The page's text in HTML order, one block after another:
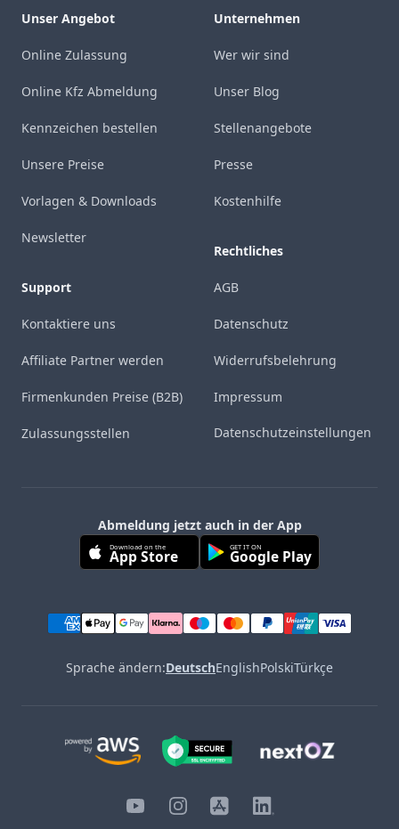
Unser Angebot
Online Zulassung
Online Kfz Abmeldung
Kennzeichen bestellen
Unsere Preise
Vorlagen & Downloads
Newsletter
Support
Kontaktiere uns
Affiliate Partner werden
Firmenkunden Preise (B2B)
Zulassungsstellen
Unternehmen
Wer wir sind
Unser Blog
Stellenangebote
Presse
Kostenhilfe
Rechtliches
AGB
Datenschutz
Widerrufsbelehrung
Impressum
Datenschutzeinstellungen
Abmeldung jetzt auch in der App
Download on the
App Store GET IT ON
Google Play
Sprache ändern:DeutschEnglishPolskiTürkçe
YouTubeInstagram
iOS LinkedIn